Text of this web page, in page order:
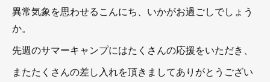
異常気象を思わせるこんにち、いかがお過ごしでしょう
か。
先週のサマーキャンプにはたくさんの応援をいただき、
またたくさんの差し入れを頂きましてありがとうござい